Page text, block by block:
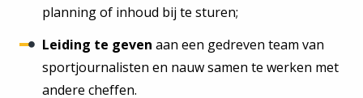
planning of inhoud bij te sturen;
Leiding te geven aan een gedreven team van
sportjournalisten en nauw samen te werken met
andere cheffen.